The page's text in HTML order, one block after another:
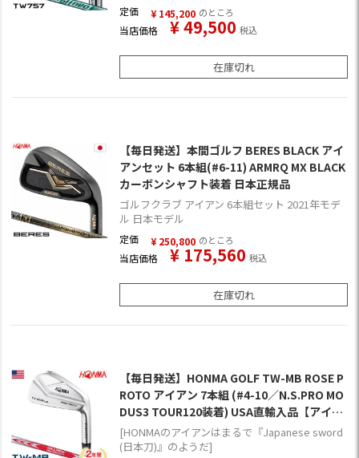
定価 ¥ 145,200 のところ
当店価格 ¥49,500 税込
在庫切れ
【毎日発送】本間ゴルフ BERES BLACK アイ
アンセット 6本組(#6-11) ARMRQ MX BLACK
カーボンシャフト装着 日本正規品
ゴルフクラブ アイアン 6本組セット 2021年モデ
ル 日本モデル
定価 ¥ 250,800 のところ
当店価格 ¥ 175,560 税込
在庫切れ
【毎日発送】HONMA GOLF TW-MB ROSE P
ROTO アイアン 7本組 (#4-10／N.S.PRO MO
DUS3 TOUR120装着) USA直輸入品【アイア
ンセット】【ジャスティン・ローズ】
[HONMAのアイアンはまるで『Japanese sword
(日本刀)』のようだ]